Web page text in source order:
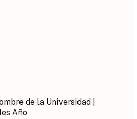
de la Universidad |
Año